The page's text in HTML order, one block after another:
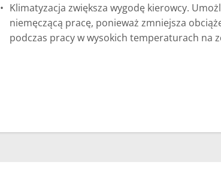
Klimatyzacja zwiększa wygodę kierowcy.
niemęczącą pracę, ponieważ zmniejsza
podczas pracy w wysokich temperaturach na